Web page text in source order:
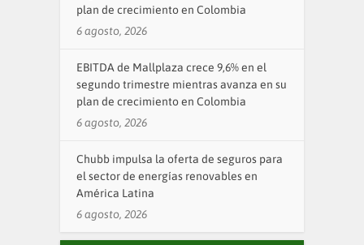
plan de crecimiento en Colombia
6 agosto, 2026
EBITDA de Mallplaza crece 9,6% en el
segundo trimestre mientras avanza en su
plan de crecimiento en Colombia
6 agosto, 2026
Chubb impulsa la oferta de seguros para
el sector de energías renovables en
América Latina
6 agosto, 2026